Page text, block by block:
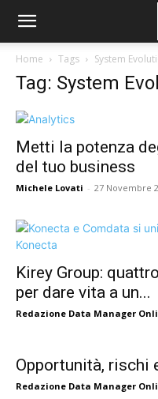
Home Tags System
Tag: System
Metti la potenza
del tuo business
Michele Lovati - 27 Novembre
Kirey Group:
per dare vita a un...
Redazione Data Manager
Opportunità, rischi
Redazione Data Manager